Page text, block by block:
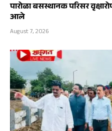
पारोळा बसस्थानक परिसर
आले
August 7, 2026